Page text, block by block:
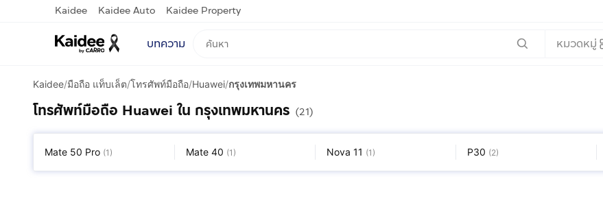
Kaidee Kaidee Auto Kaidee Property
บทความ หมวดหมู่
Kaidee/มือถือ แท็บเล็ต/โทรศัพท์มือถือ/Huawei/กรุงเทพมหานคร
โทรศัพท์มือถือ Huawei ใน กรุงเทพมหานคร (21)
Mate 50 Pro (1 ) Mate 40 (1 ) Nova 11 (1 ) P30 (2)